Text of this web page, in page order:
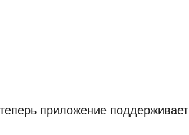
приложение поддерживает